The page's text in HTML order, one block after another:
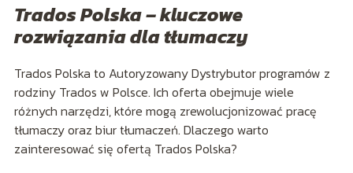
Trados Polska – kluczowe
rozwiązania dla tłumaczy
Trados Polska to Autoryzowany Dystrybutor programów z
rodziny Trados w Polsce. Ich oferta obejmuje wiele
różnych narzędzi, które mogą zrewolucjonizować pracę
tłumaczy oraz biur tłumaczeń. Dlaczego warto
zainteresować się ofertą Trados Polska?